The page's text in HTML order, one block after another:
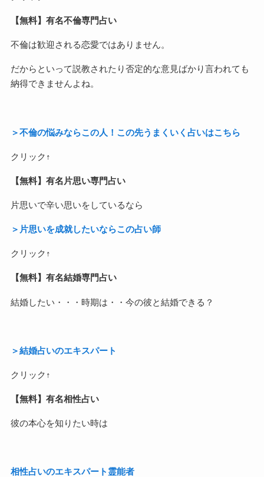
【無料】有名不倫専門占い
不倫は歓迎される恋愛ではありません。
だからといって説教されたり否定的な意見ばかり言われても
納得できませんよね。
＞不倫の悩みならこの人！この先うまくいく占いはこちら
クリック↑
【無料】有名片思い専門占い
片思いで辛い思いをしているなら
＞片思いを成就したいならこの占い師
クリック↑
【無料】有名結婚専門占い
結婚したい・・・時期は・・今の彼と結婚できる？
＞結婚占いのエキスパート
クリック↑
【無料】有名相性占い
彼の本心を知りたい時は
相性占いのエキスパート霊能者